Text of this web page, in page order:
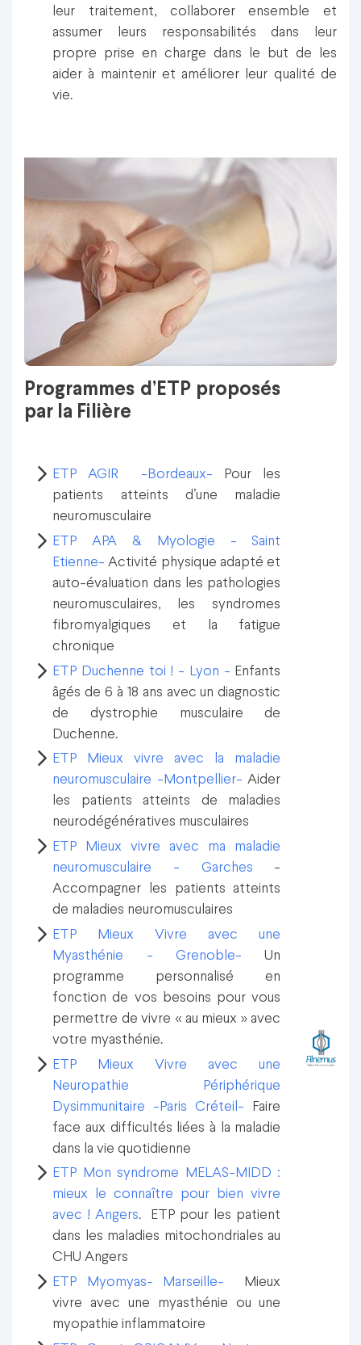
leur traitement, collaborer ensemble et
assumer leurs responsabilités dans leur
propre prise en charge dans le but de les
aider à maintenir et améliorer leur qualité de
vie.
Programmes d’ETP proposés
par la Filière
ETP AGIR -Bordeaux- Pour les
patients atteints d’une maladie
neuromusculaire
ETP APA & Myologie - Saint
Etienne- Activité physique adapté et
auto-évaluation dans les pathologies
neuromusculaires, les syndromes
fibromyalgiques et la fatigue
chronique
ETP Duchenne toi ! - Lyon - Enfants
âgés de 6 à 18 ans avec un diagnostic
de dystrophie musculaire de
Duchenne.
ETP Mieux vivre avec la maladie
neuromusculaire -Montpellier-Aider
les patients atteints de maladies
neurodégénératives musculaires
ETP Mieux vivre avec ma maladie
neuromusculaire - Garches -
Accompagner les patients atteints
de maladies neuromusculaires
ETP Mieux Vivre avec une
Myasthénie - Grenoble-Un
programme personnalisé en
fonction de vos besoins pour vous
permettre de vivre « au mieux » avec
votre myasthénie.
ETP Mieux Vivre avec une
Neuropathie Périphérique
Dysimmunitaire -Paris Créteil- Faire
face aux difficultés liées à la maladie
dans la vie quotidienne
ETP Mon syndrome MELAS-MIDD :
mieux le connaître pour bien vivre
avec ! Angers. ETP pour les patient
dans les maladies mitochondriales au
CHU Angers
ETP Myomyas- Marseille- Mieux
vivre avec une myasthénie ou une
myopathie inflammatoire